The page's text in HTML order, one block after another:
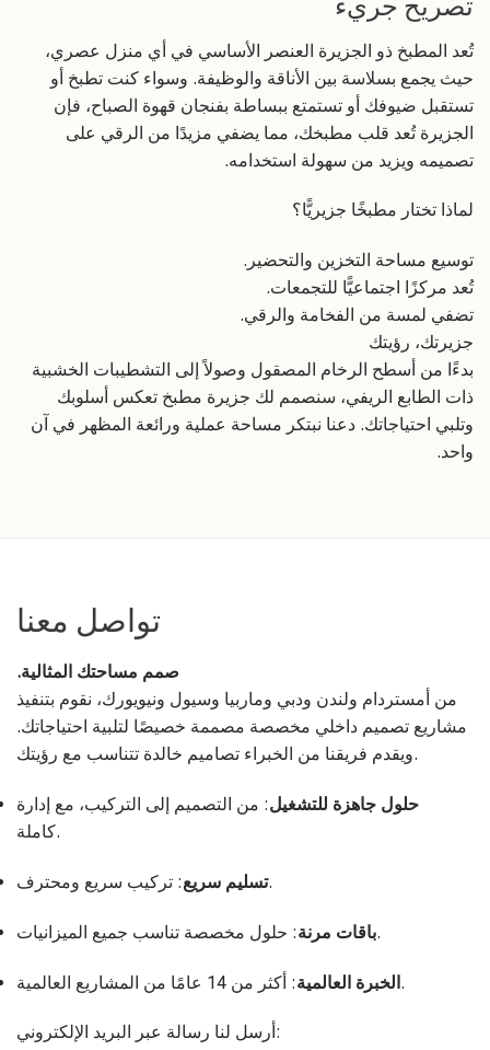
تصريح جريء
تُعد المطبخ ذو الجزيرة العنصر الأساسي في أي منزل عصري،
حيث يجمع بسلاسة بين الأناقة والوظيفة. وسواء كنت تطبخ أو
تستقبل ضيوفك أو تستمتع ببساطة بفنجان قهوة الصباح، فإن
الجزيرة تُعد قلب مطبخك، مما يضفي مزيدًا من الرقي على
تصميمه ويزيد من سهولة استخدامه.
لماذا تختار مطبخًا جزيريًّا؟
توسيع مساحة التخزين والتحضير.
تُعد مركزًا اجتماعيًّا للتجمعات.
تضفي لمسة من الفخامة والرقي.
جزيرتك، رؤيتك
بدءًا من أسطح الرخام المصقول وصولاً إلى التشطيبات الخشبية
ذات الطابع الريفي، سنصمم لك جزيرة مطبخ تعكس أسلوبك
وتلبي احتياجاتك. دعنا نبتكر مساحة عملية ورائعة المظهر في آن
واحد.
تواصل معنا
صمم مساحتك المثالية.
من أمستردام ولندن ودبي وماربيا وسيول ونيويورك، نقوم بتنفيذ
مشاريع تصميم داخلي مخصصة مصممة خصيصًا لتلبية احتياجاتك.
حلول جاهزة للتشغيل: من التصميم إلى التركيب، مع إدارة
تسليم سريع
باقات مرنة
الخبرة العالمية